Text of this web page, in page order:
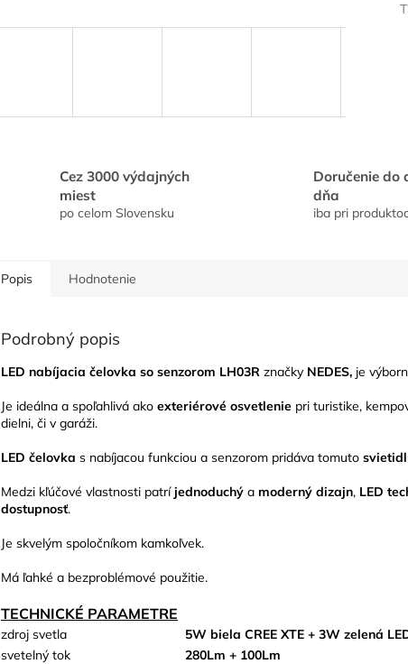
Cez 3000 výdajných
miest
po celom Slovensku
Doručenie do
dňa
iba pri
Popis Hodnotenie
Podrobný popis
LED nabíjacia čelovka so senzorom LH03R značky NEDES, je
Je ideálna a spoľahlivá ako exteriérové osvetlenie pri turistike,
dielni, či v garáži.
LED čelovka s nabíjacou funkciou a senzorom pridáva tomuto
Medzi kľúčové vlastnosti patríjednoduchý a moderný dizajn, LED
dostupnosť.
Je skvelým spoločníkom kamkoľvek.
Má ľahké a bezproblémové použitie.
TECHNICKÉ PARAMETRE
zdroj svetla
5W biela CREE XTE + 3W zelená
svetelný tok
280Lm + 100Lm